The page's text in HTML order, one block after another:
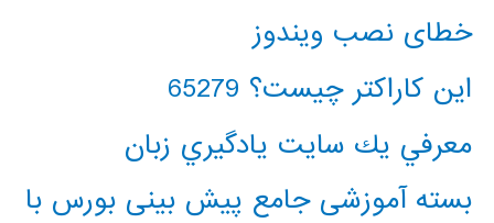
خطای نصب ویندوز
این کاراکتر چیست؟ 65279
معرفي يك سايت يادگيري زبان
بسته آموزشی جامع پیش بینی بورس با